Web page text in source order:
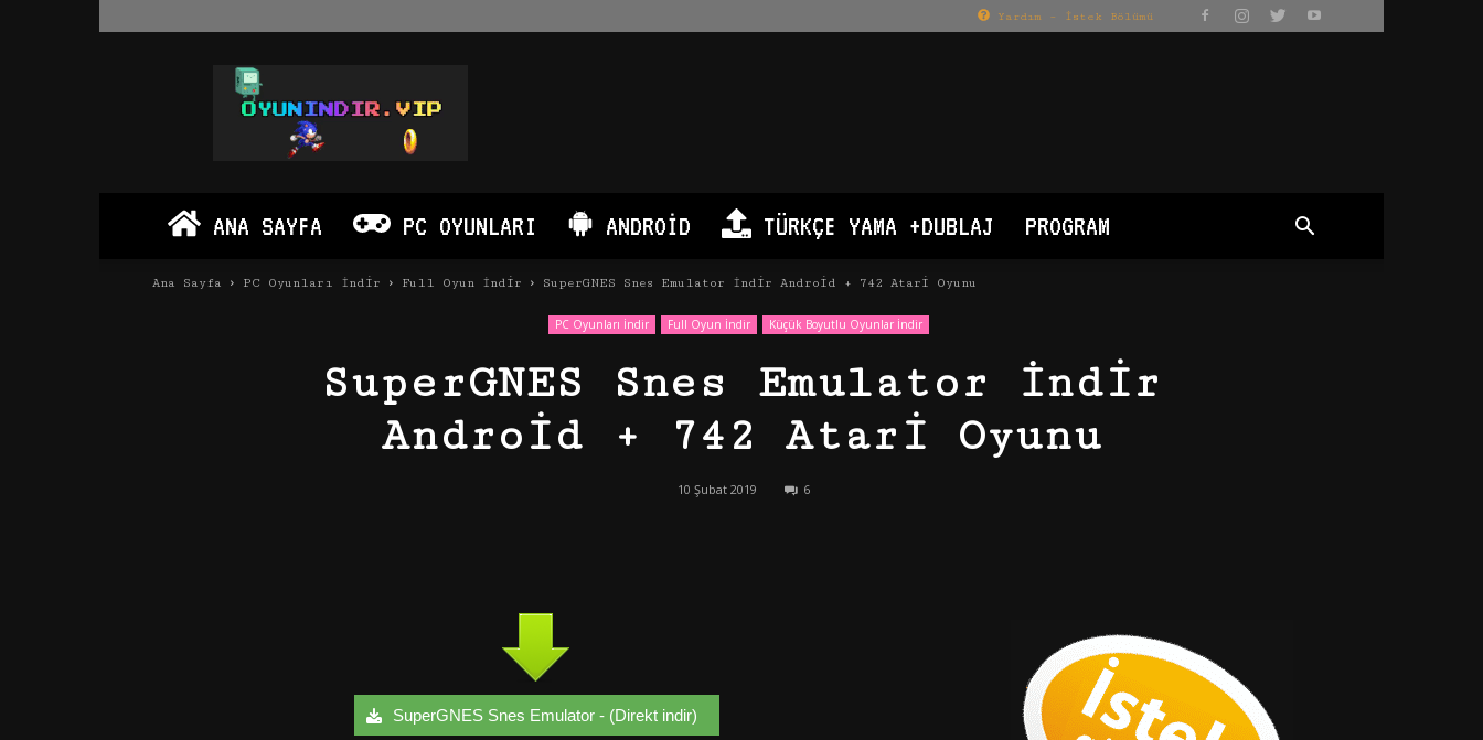
Yardım – İstek Bölümü
Oyun
İndir
PC
Android
ANA SAYFA PC OYUNLARI ANDROID TÜRKÇE YAMA +DUBLAJ PROGRAM
Ana Sayfa PC Oyunları İndir Full Oyun İndir SuperGNES Snes Emulator İndir Android + 742 Atari Oyunu
PC Oyunları İndir Full Oyun İndir Küçük Boyutlu Oyunlar İndir
SuperGNES Snes Emulator İndir
Android + 742 Atari Oyunu
10 Şubat 2019 6
SuperGNES Snes Emulator - (Direkt indir)